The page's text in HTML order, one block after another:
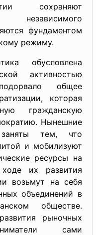
сохраняют
фундаментом
режиму.
обусловлена
активностью
общее
которая
гражданскую
Нынешние
заняты тем, что
и мобилизуют
ресурсы на
их развития
возьмут на себя
объединений в
обществе.
рыночных
сами